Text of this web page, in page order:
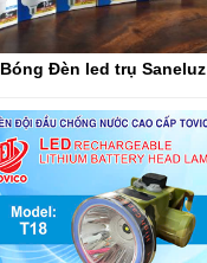
Bóng Đèn led trụ Saneluz